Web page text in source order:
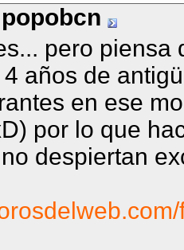
popobcn
pero piensa
años de
en ese
por lo que
despiertan